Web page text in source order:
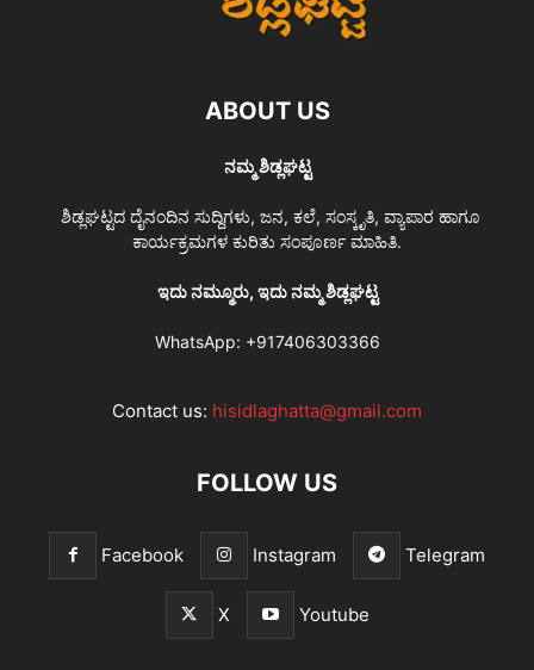
ABOUT US
ನಮ್ಮ ಶಿಡ್ಲಘಟ್ಟ
ಶಿಡ್ಲಘಟ್ಟದ ದೈನಂದಿನ ಸುದ್ದಿಗಳು, ಜನ, ಕಲೆ, ಸಂಸ್ಕೃತಿ, ವ್ಯಾಪಾರ ಹಾಗೂ
ಕಾರ್ಯಕ್ರಮಗಳ ಕುರಿತು ಸಂಪೂರ್ಣ ಮಾಹಿತಿ.
ಇದು ನಮ್ಮೂರು, ಇದು ನಮ್ಮ ಶಿಡ್ಲಘಟ್ಟ
WhatsApp: +917406303366
Contact us: hisidlaghatta@gmail.com
FOLLOW US
Facebook Instagram Telegram
X Youtube